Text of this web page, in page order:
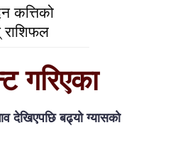
कत्तिको
राशिफल
गरिएका
देखिएपछि बढ्यो ग्यासको